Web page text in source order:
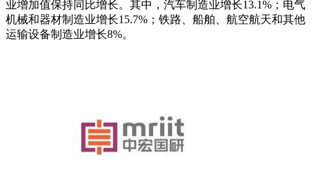
业增加值保持同比增长。其中，汽车制造业增长13.1%；电气
机械和器材制造业增长15.7%；铁路、船舶、航空航天和其他
运输设备制造业增长8%。